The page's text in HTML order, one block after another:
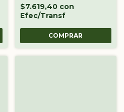
$7.619,40 con
Efec/Transf